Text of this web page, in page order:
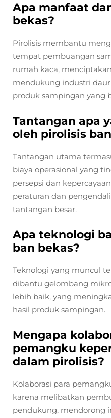
Apa manfaat
bekas?
Pirolisis membantu
tempat pembuangan
rumah kaca,
mendukung industri
produk sampingan yang
Tantangan apa
oleh pirolisis
Tantangan utama
biaya operasional yang
persepsi dan
peraturan dan
tantangan besar.
Apa teknologi
ban bekas?
Teknologi yang muncul
dibantu gelombang
lebih baik, yang
hasil produk sampingan.
Mengapa
pemangku
dalam pirolisis?
Kolaborasi para
karena melibatkan
pendukung, mendorong